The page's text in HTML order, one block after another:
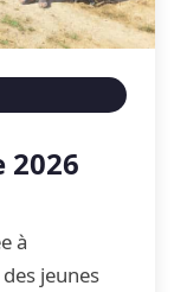
2026
à
jeunes